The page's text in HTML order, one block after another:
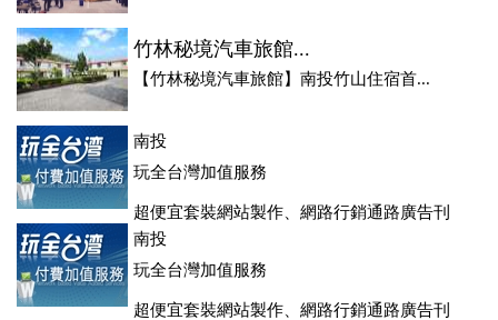
竹林秘境汽車旅館...
【竹林秘境汽車旅館】南投竹山住宿首...
南投
玩全台灣加值服務
超便宜套裝網站製作、網路行銷通路廣告刊
登、訂房系統、客房委託旅行社銷售，全面優惠中....
南投
玩全台灣加值服務
超便宜套裝網站製作、網路行銷通路廣告刊